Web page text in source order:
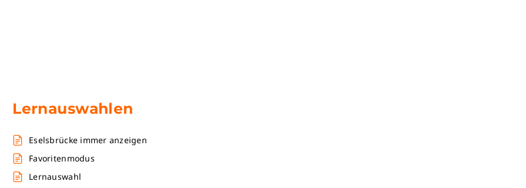
Lernauswahlen
Eselsbrücke immer anzeigen
Favoritenmodus
Lernauswahl